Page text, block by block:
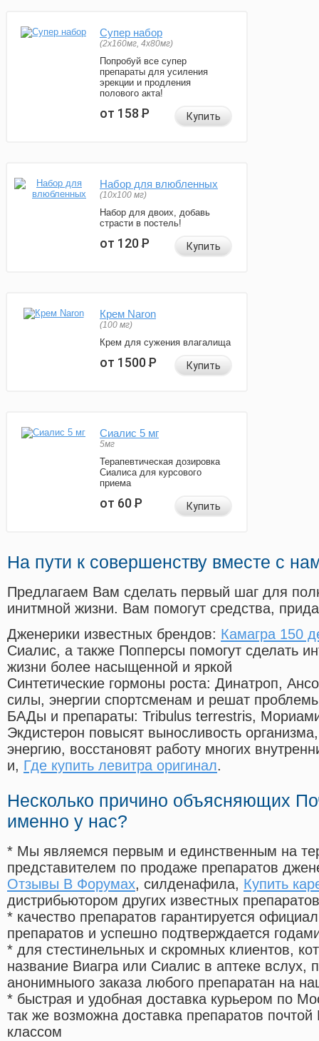
Супер набор
(2х160мг, 4х80мг)
Попробуй все супер
препараты для усиления
эрекции и продления
полового акта!
от 158Р Купить
Набор для влюбленных
(10х100 мг)
Набор для двоих, добавь
страсти в постель!
от 120Р Купить
Крем Naron
(100 мг)
Крем для сужения влагалища
от 1500Р Купить
Сиалис 5 мг
5мг
Терапевтическая дозировка
Сиалиса для курсового
приема
от 60Р Купить
На пути к совершенству вместе с
Предлагаем Вам сделать первый шаг для
инитмной жизни. Вам помогут средства,
Дженерики известных брендов: Камагра 150
Сиалис, а также Попперсы помогут сделать
жизни более насыщенной и яркой
Синтетические гормоны роста: Динатроп,
силы, энергии спортсменам и решат
БАДы и препараты: Tribulus terrestris,
Экдистерон повысят выносливость
энергию, восстановят работу многих
и, Где купить левитра оригинал.
Несколько причино объясняющих
именно у нас?
* Мы являемся первым и единственным на
представителем по продаже препаратов
Отзывы В Форумах, силденафила, Купить
дистрибьютором других известных препаратов
* качество препаратов гарантируется
препаратов и успешно подтверждается
* для стестинельных и скромных клиентов,
название Виагра или Сиалис в аптеке вслух,
анонимныого заказа любого препаратан на
* быстрая и удобная доставка курьером по
так же возможна доставка препаратов
классом